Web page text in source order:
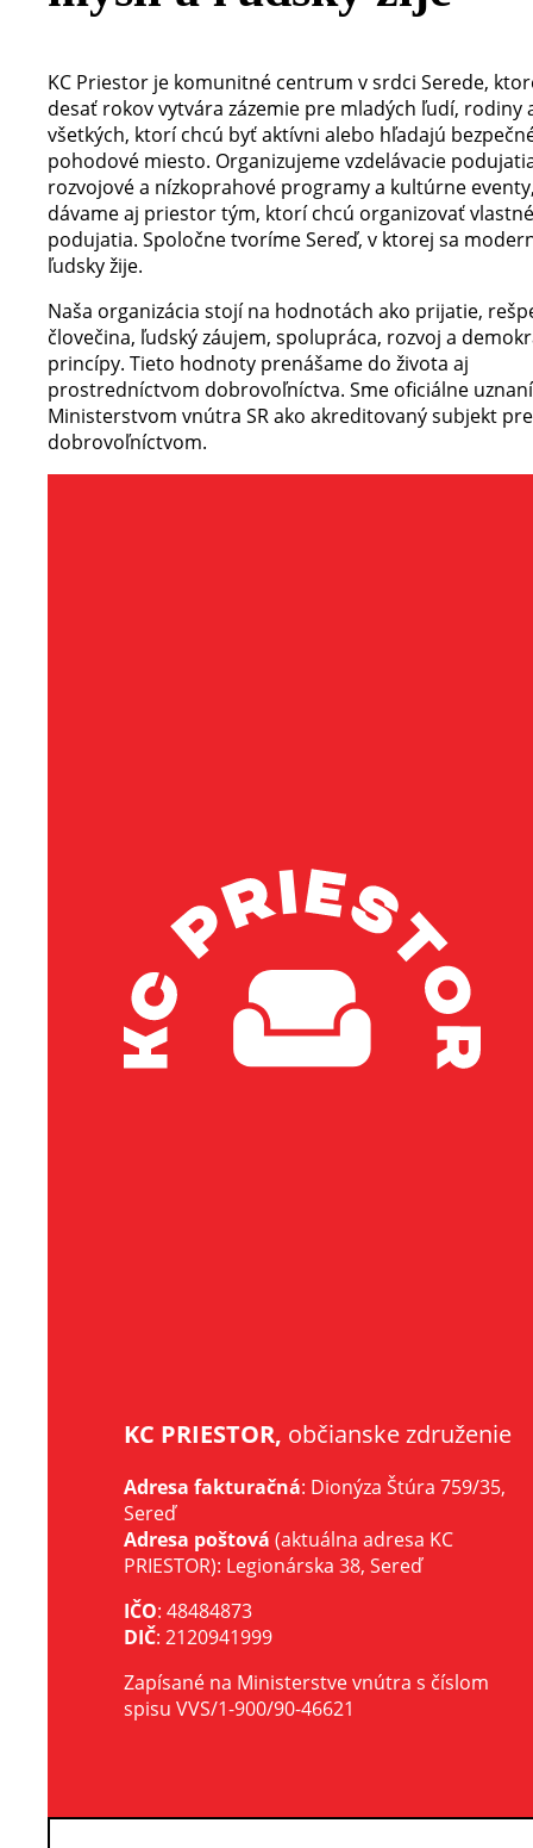
KC Priestor je komunitné centrum v srdci Serede,
desať rokov vytvára zázemie pre mladých ľudí, rodiny
všetkých, ktorí chcú byť aktívni alebo hľadajú
pohodové miesto. Organizujeme vzdelávacie
rozvojové a nízkoprahové programy a kultúrne
dávame aj priestor tým, ktorí chcú organizovať vlastné
podujatia. Spoločne tvoríme Sereď, v ktorej sa
ľudsky žije.
Naša organizácia stojí na hodnotách ako prijatie,
človečina, ľudský záujem, spolupráca, rozvoj a
princípy. Tieto hodnoty prenášame do života aj
prostredníctvom dobrovoľníctva. Sme oficiálne uznaní
Ministerstvom vnútra SR ako akreditovaný subjekt
dobrovoľníctvom.
KC PRIESTOR, občianske združenie
Adresa fakturačná: Dionýza Štúra 759/35,
Sereď
Adresa poštová (aktuálna adresa KC
PRIESTOR): Legionárska 38, Sereď
IČO: 48484873
DIČ: 2120941999
Zapísané na Ministerstve vnútra s číslom
spisu VVS/1-900/90-46621